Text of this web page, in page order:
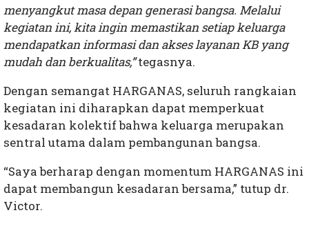
menyangkut masa depan generasi bangsa. Melalui
kegiatan ini, kita ingin memastikan setiap keluarga
mendapatkan informasi dan akses layanan KB yang
mudah dan berkualitas,”tegasnya.
Dengan semangat HARGANAS, seluruh rangkaian
kegiatan ini diharapkan dapat memperkuat
kesadaran kolektif bahwa keluarga merupakan
sentral utama dalam pembangunan bangsa.
“Saya berharap dengan momentum HARGANAS ini
dapat membangun kesadaran bersama,” tutup dr.
Victor.